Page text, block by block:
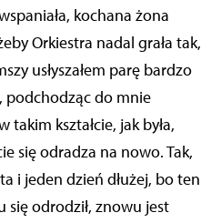
kochana żona
Orkiestra nadal grała tak,
usłyszałem parę bardzo
podchodząc do mnie
takim kształcie, jak była,
się odradza na nowo. Tak,
i jeden dzień dłużej, bo ten
się odrodził, znowu jest